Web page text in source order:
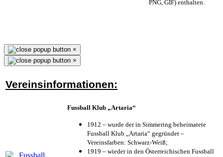
PNG, GIF) enthalten.
×
×
Vereinsinformationen:
Fussball Klub „Artaria“
1912 – wurde der in Simmering beheimatete
Fussball Klub „Artaria“ gegründet –
Vereinsfarben: Schwarz-Weiß;
1919 – wieder in den Österreichischen Fussball